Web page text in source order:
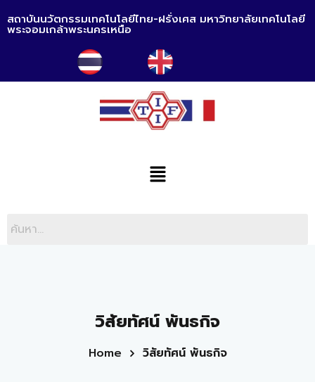
สถาบันนวัตกรรมเทคโนโลยีไทย-ฝรั่งเศส มหาวิทยาลัยเทคโนโลยี
พระจอมเกล้าพระนครเหนือ
วิสัยทัศน์ พันธกิจ
Home วิสัยทัศน์ พันธกิจ